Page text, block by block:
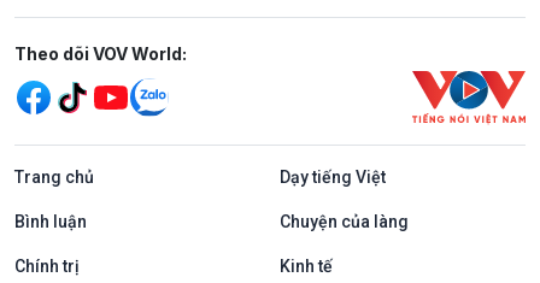
Mạng xã hội
Theo dõi VOV World:
Trang chủ Dạy tiếng Việt
Bình luận Chuyện của làng
Chính trị Kinh tế